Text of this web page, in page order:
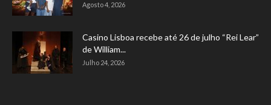
Agosto 4, 2026
Casino Lisboa recebe até 26 de julho “Rei Lear”
de William...
Julho 24, 2026